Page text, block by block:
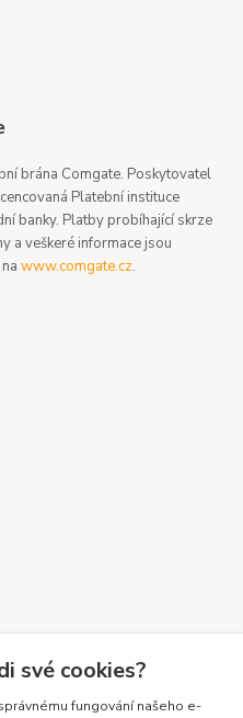
brána Comgate. Poskytovatel
Platební instituce
banky. Platby probíhající skrze
a veškeré informace jsou
nawww.comgate.cz.
své cookies?
fungování našeho e-